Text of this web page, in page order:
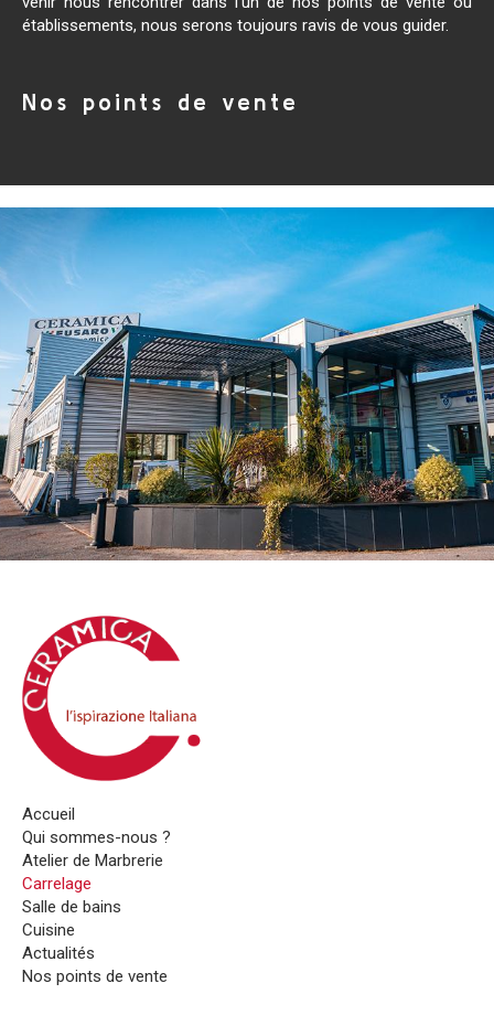
établissements, nous serons toujours ravis de vous guider.
Nos points de vente
Accueil
Qui sommes-nous ?
Atelier de Marbrerie
Carrelage
Salle de bains
Cuisine
Actualités
Nos points de vente